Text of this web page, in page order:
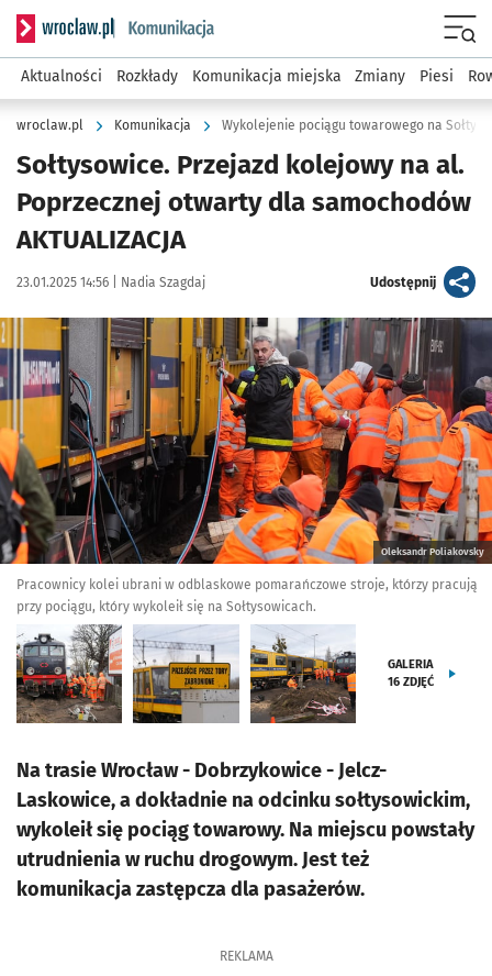
Serwis informacyjny wroclaw.pl podserwis: Komunikacja
Aktualności Rozkłady Komunikacja miejska Zmiany Piesi
wroclaw.pl Komunikacja Wykolejenie pociągu towarowego na
Sołtysowice. Przejazd kolejowy na al.
Poprzecznej otwarty dla samochodów
AKTUALIZACJA
Data publikacji:
23.01.2025 14:56 | Autor:
Nadia Szagdaj Udostępnijartykuł
Kliknij, aby zobaczyć galerię
Kliknij, aby powiększyć
Oleksandr Poliakovsky
Pracownicy kolei ubrani w odblaskowe pomarańczowe stroje, którzy pracują
przy pociągu, który wykoleił się na Sołtysowicach.
GALERIA
16 ZDJĘĆ
Na trasie Wrocław - Dobrzykowice - Jelcz-
Laskowice, a dokładnie na odcinku sołtysowickim,
wykoleił się pociąg towarowy. Na miejscu powstały
utrudnienia w ruchu drogowym. Jest też
komunikacja zastępcza dla pasażerów.
REKLAMA